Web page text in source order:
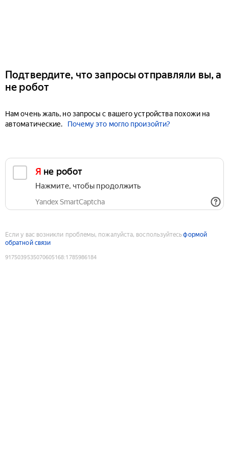
Подтвердите, что запросы отправляли вы, а
не робот
Нам очень жаль, но запросы с вашего устройства похожи на
автоматические.
Почему это могло произойти?
Я не робот
Нажмите, чтобы продолжить
Yandex SmartCaptcha
Если у вас возникли проблемы, пожалуйста, воспользуйтесьформой
обратной связи
9175039535070605168:1785986184